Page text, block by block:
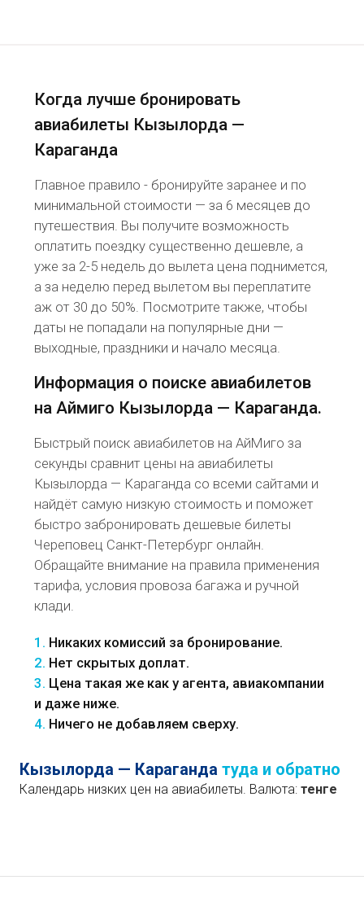
Когда лучше бронировать
авиабилеты Кызылорда —
Караганда
Главное правило - бронируйте заранее и по
минимальной стоимости — за 6 месяцев до
путешествия. Вы получите возможность
оплатить поездку существенно дешевле, а
уже за 2-5 недель до вылета цена поднимется,
а за неделю перед вылетом вы переплатите
аж от 30 до 50%. Посмотрите также, чтобы
даты не попадали на популярные дни —
выходные, праздники и начало месяца.
Информация о поиске авиабилетов
на Аймиго Кызылорда — Караганда.
Быстрый поиск авиабилетов на АйМиго за
секунды сравнит цены на авиабилеты
Кызылорда — Караганда со всеми сайтами и
найдёт самую низкую стоимость и поможет
быстро забронировать дешевые билеты
Череповец Санкт-Петербург онлайн.
Обращайте внимание на правила применения
тарифа, условия провоза багажа и ручной
клади.
1. Никаких комиссий за бронирование.
2. Нет скрытых доплат.
3. Цена такая же как у агента, авиакомпании
и даже ниже.
4. Ничего не добавляем сверху.
Кызылорда — Караганда туда и обратно
Календарь низких цен на авиабилеты. Валюта: тенге